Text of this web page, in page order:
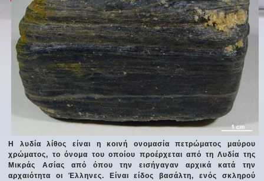
Η λυδία λίθος είναι η κοινή ονομασία πετρώματος μαύρου
χρώματος, το όνομα του οποίου προέρχεται από τη Λυδία της
Μικράς Ασίας από όπου την εισήγαγαν αρχικά κατά την
αρχαιότητα οι Έλληνες. Είναι είδος βασάλτη, ενός σκληρού